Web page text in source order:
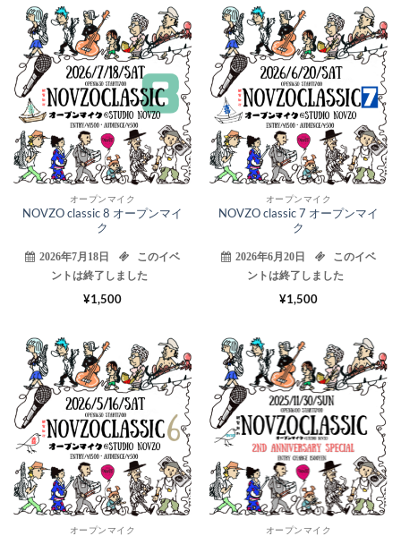
18
7月
オープンマイク
NOVZO classic 8 オープンマイ
ク
2026年7月18日
このイベ
ントは終了しました
¥1,500
20
6月
オープンマイク
NOVZO classic 7 オープンマイ
ク
2026年6月20日
このイベ
ントは終了しました
¥1,500
16
5月
オープンマイク
30
11月
オープンマイク